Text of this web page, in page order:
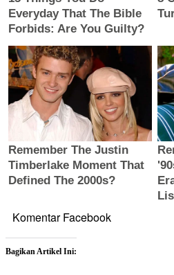
Komentar Facebook
Bagikan Artikel Ini: